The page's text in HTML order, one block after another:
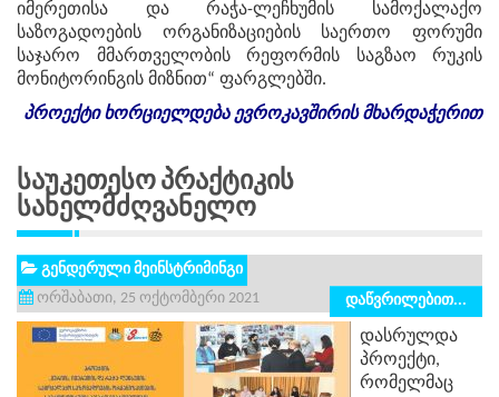
იმერეთისა და რაჭა-ლეჩხუმის სამოქალაქო
საზოგადოების ორგანიზაციების საერთო ფორუმი
საჯარო მმართველობის რეფორმის საგზაო რუკის
მონიტორინგის მიზნით“ ფარგლებში.
პროექტი ხორციელდება ევროკავშირის მხარდაჭერით
Საუკეთესო Პრაქტიკის
Სახელმძღვანელო
გენდერული მეინსტრიმინგი
ორშაბათი, 25 ოქტომბერი 2021
დაწვრილებით...
დასრულდა
პროექტი,
რომელმაც